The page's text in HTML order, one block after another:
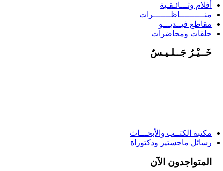
أفلام وثـــائـقـية
منــــــــــاظـــــــرات
مقاطع فيــديـــو
حلقات ومحاضرات
خَــيْـرُ جَــلـيـسٌ
مكتبة الكتــب والأبحـــاث
رسائل ماجستير ودكتوراة
المتواجدون الآن